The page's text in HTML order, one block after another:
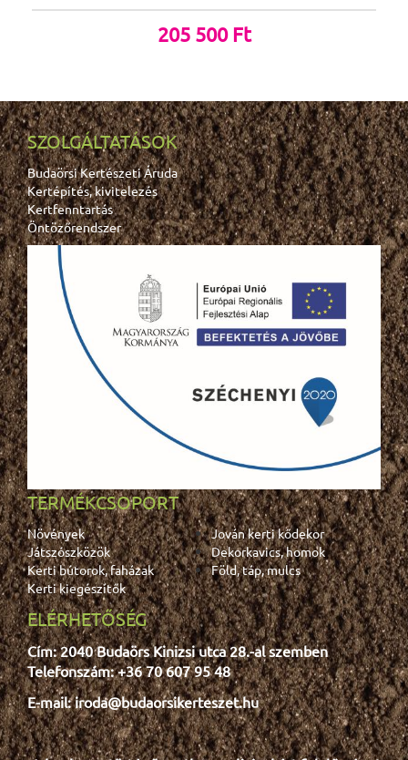
205 500 Ft
SZOLGÁLTATÁSOK
Budaörsi Kertészeti Áruda
Kertépítés, kivitelezés
Kertfenntartás
Öntözőrendszer
TERMÉKCSOPORT
Növények
Jován kerti kődekor
Játszószközök
Dekorkavics, homok
Kerti bútorok, faházak
Föld, táp, mulcs
Kerti kiegészítők
ELÉRHETŐSÉG
Cím: 2040 Budaörs Kinizsi utca 28.-al szemben
Telefonszám: +36 70 607 95 48
E-mail: iroda@budaorsikerteszet.hu